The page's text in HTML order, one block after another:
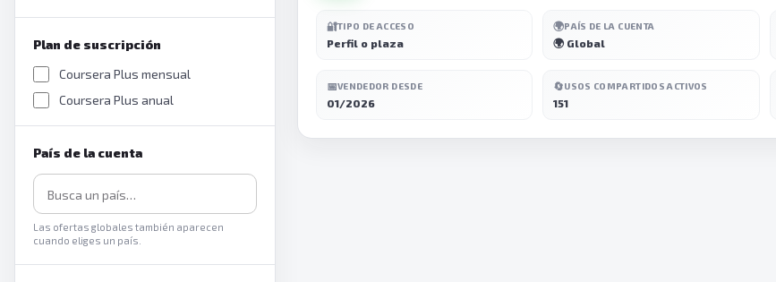
Plan de suscripción
Coursera Plus mensual
Coursera Plus anual
País de la cuenta
Las ofertas globales también aparecen
cuando eliges un país.
🔐TIPO DE ACCESO
Perfil o plaza
🌍PAÍS DE LA CUENTA
🌍 Global
📅VENDEDOR DESDE
01/2026
🔄USOS COMPARTIDOS ACTIVOS
151